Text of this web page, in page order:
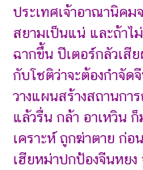
ประเทศเจ้าอาณานิคม
สยามเป็นแน่ และถ้าไ
ฉากขึ้น ปีเตอร์กลัวเสี
กับโชติว่าจะต้องกำจัด
วางแผนสร้างสถานก
แล้วรื่น กล้า อาเหวิน
เคราะห์ ถูกฆ่าตาย ก่
เฮียหม่าปกป้องจีนหย